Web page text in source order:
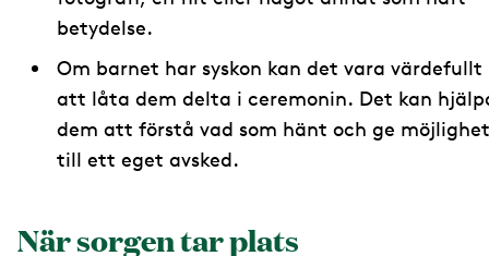
betydelse.
Om barnet har syskon kan det vara värdefullt
att låta dem delta i ceremonin. Det kan
dem att förstå vad som hänt och ge möjlighet
till ett eget avsked.
När sorgen tar plats